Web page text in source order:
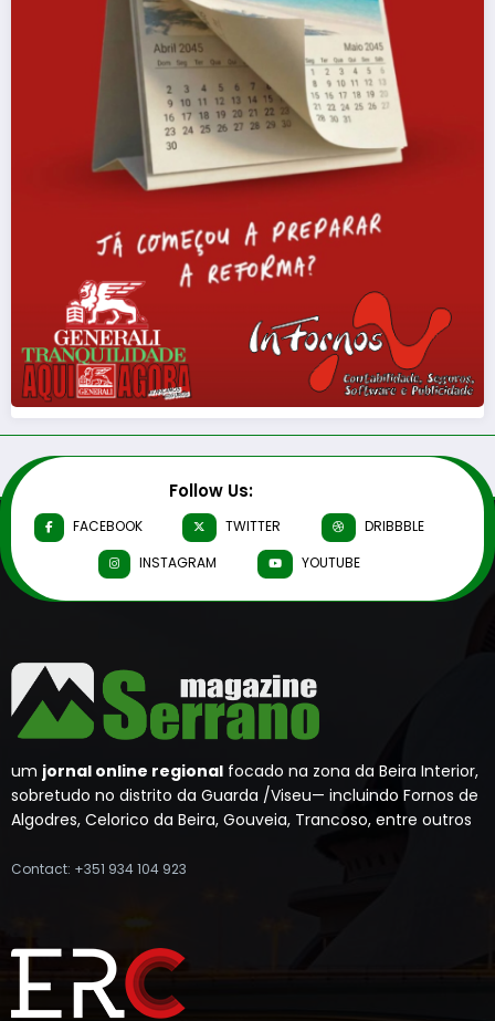
Follow Us:
FACEBOOK TWITTER
DRIBBBLE
INSTAGRAM
YOUTUBE
um jornal online regional focado na zona da Beira Interior,
sobretudo no distrito da Guarda /Viseu— incluindo Fornos de
Algodres, Celorico da Beira, Gouveia, Trancoso, entre outros
Contact: +351 934 104 923